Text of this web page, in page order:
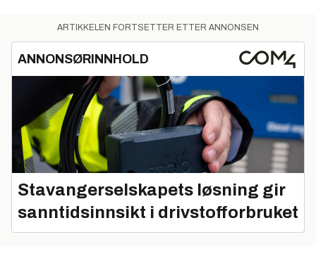
ARTIKKELEN FORTSETTER ETTER ANNONSEN
ANNONSØRINNHOLD
Stavangerselskapets løsning gir
sanntidsinnsikt i drivstofforbruket